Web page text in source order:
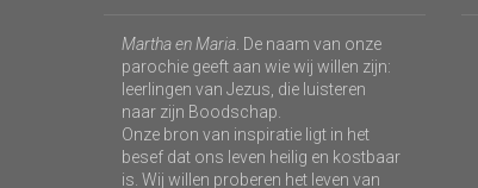
Martha en Maria . De naam van onze
parochie geeft aan wie wij willen zijn:
leerlingen van Jezus, die luisteren
naar zijn Boodschap.
Onze bron van inspiratie ligt in het
besef dat ons leven heilig en kostbaar
is. Wij willen proberen het leven van